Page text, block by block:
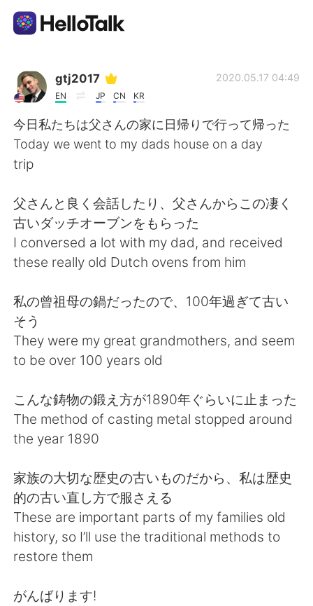
語学交換アプリ
日本語
English 简体中文
繁體中文 Español
Deutsch
Русский
Türkçe Tiếng Việt
gtj2017
EN JP CN KR
2020.05.17 04:49
今日私たちは父さんの家に日帰りで行って帰った
Today we went to my dads house on a day
trip
父さんと良く会話したり、父さんからこの凄く
古いダッチオーブンをもらった
I conversed a lot with my dad, and received
these really old Dutch ovens from him
私の曾祖母の鍋だったので、100年過ぎて古い
そう
They were my great grandmothers, and seem
to be over 100 years old
こんな鋳物の鍛え方が1890年ぐらいに止まった
The method of casting metal stopped around
the year 1890
家族の大切な歴史の古いものだから、私は歴史
的の古い直し方で服さえる
These are important parts of my families old
history, so I’ll use the traditional methods to
restore them
がんばります!